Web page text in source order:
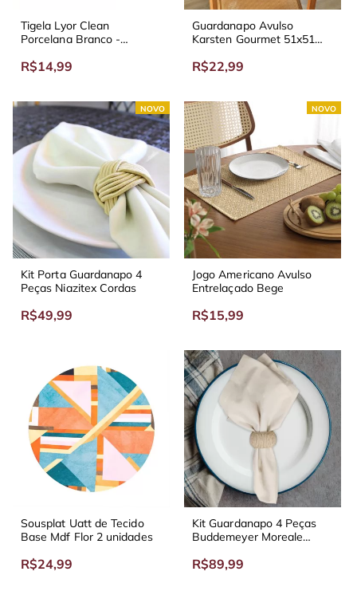
Tigela Lyor Clean
Porcelana Branco -
R$14,99
Guardanapo Avulso
Karsten Gourmet 51x51
R$22,99
NOVO
Kit Porta Guardanapo 4
Peças Niazitex Cordas
R$49,99
NOVO
Jogo Americano Avulso
Entrelaçado Bege
R$15,99
Sousplat Uatt de Tecido
Base Mdf Flor 2 unidades
R$24,99
Kit Guardanapo 4 Peças
Buddemeyer Moreale
R$89,99